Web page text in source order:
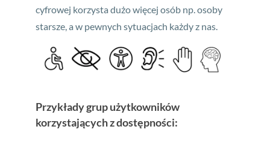
cyfrowej korzysta dużo więcej osób np. osoby
starsze, a w pewnych sytuacjach każdy z nas.
Przykłady grup użytkowników
korzystających z dostępności: